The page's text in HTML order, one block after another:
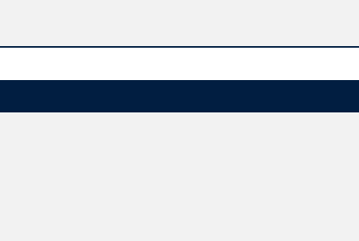
THE SERIES: For over 100 years Oxford World's Classics has made